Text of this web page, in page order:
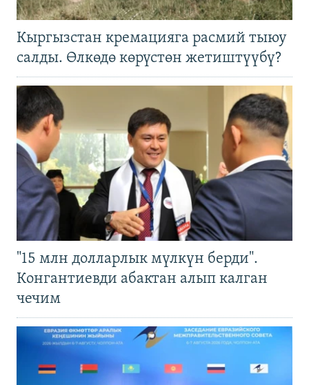
Кыргызстан кремацияга расмий тыюу
салды. Өлкөдө көрүстөн жетиштүүбү?
"15 млн долларлык мүлкүн берди".
Конгантиевди абактан алып калган
чечим